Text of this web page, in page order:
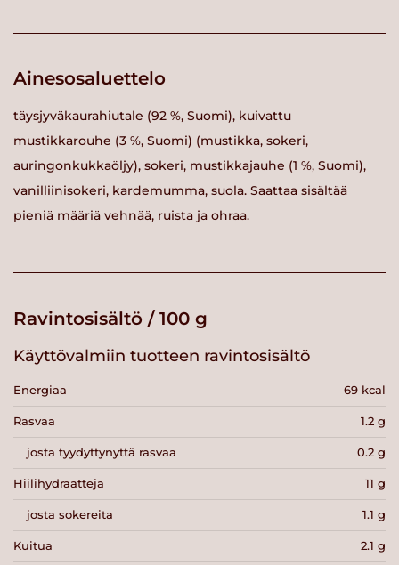
Ainesosaluettelo
täysjyväkaurahiutale (92 %, Suomi), kuivattu
mustikkarouhe (3 %, Suomi) (mustikka, sokeri,
auringonkukkaöljy), sokeri, mustikkajauhe (1 %, Suomi),
vanilliinisokeri, kardemumma, suola. Saattaa sisältää
pieniä määriä vehnää, ruista ja ohraa.
Ravintosisältö / 100 g
Käyttövalmiin tuotteen ravintosisältö
Energiaa 69 kcal
Rasvaa 1.2 g
josta tyydyttynyttä rasvaa 0.2 g
Hiilihydraatteja 11 g
josta sokereita 1.1 g
Kuitua 2.1 g